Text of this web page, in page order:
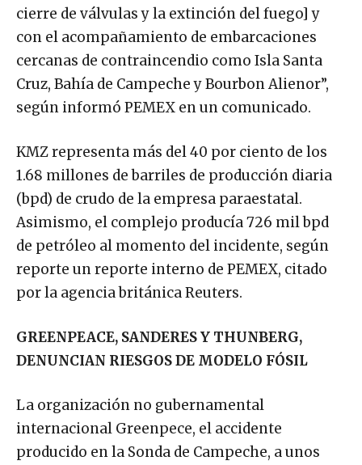
cierre de válvulas y la extinción del fuego] y
con el acompañamiento de embarcaciones
cercanas de contraincendio como Isla Santa
Cruz, Bahía de Campeche y Bourbon Alienor”,
según informó PEMEX en un comunicado.
KMZ representa más del 40 por ciento de los
1.68 millones de barriles de producción diaria
(bpd) de crudo de la empresa paraestatal.
Asimismo, el complejo producía 726 mil bpd
de petróleo al momento del incidente, según
reporte un reporte interno de PEMEX, citado
por la agencia británica Reuters.
GREENPEACE, SANDERES Y THUNBERG,
DENUNCIAN RIESGOS DE MODELO FÓSIL
La organización no gubernamental
internacional Greenpece, el accidente
producido en la Sonda de Campeche, a unos